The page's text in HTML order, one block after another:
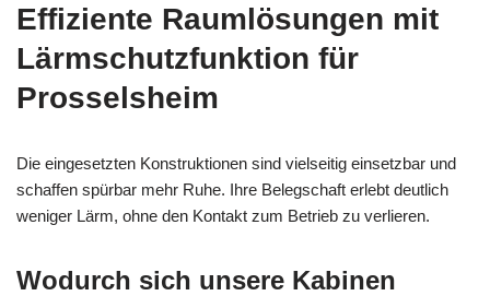
Effiziente Raumlösungen mit
Lärmschutzfunktion für
Prosselsheim
Die eingesetzten Konstruktionen sind vielseitig einsetzbar und
schaffen spürbar mehr Ruhe. Ihre Belegschaft erlebt deutlich
weniger Lärm, ohne den Kontakt zum Betrieb zu verlieren.
Wodurch sich unsere Kabinen